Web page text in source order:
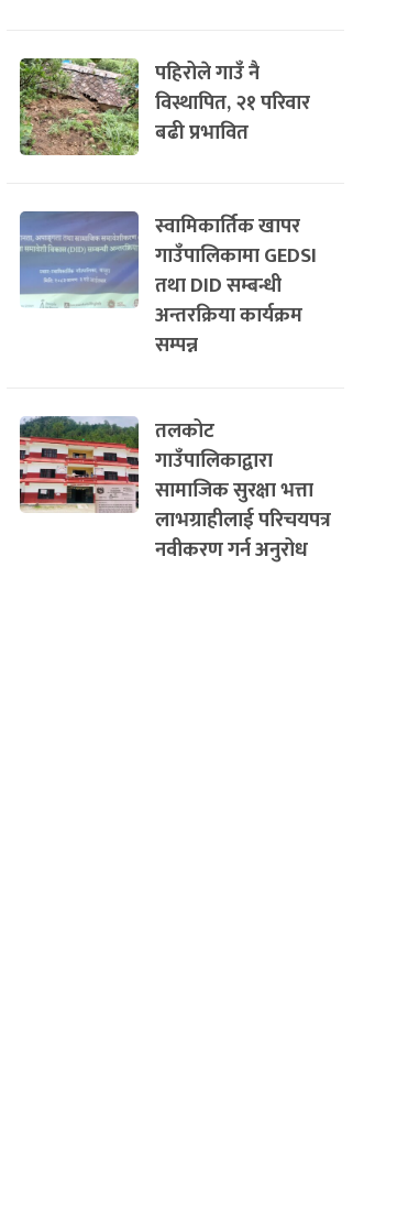
पहिरोले गाउँ नै
विस्थापित, २१ परिवार
बढी प्रभावित
स्वामिकार्तिक खापर
गाउँपालिकामा GEDSI
तथा DID सम्बन्धी
अन्तरक्रिया कार्यक्रम
सम्पन्न
तलकोट
गाउँपालिकाद्वारा
सामाजिक सुरक्षा भत्ता
लाभग्राहीलाई परिचयपत्र
नवीकरण गर्न अनुरोध